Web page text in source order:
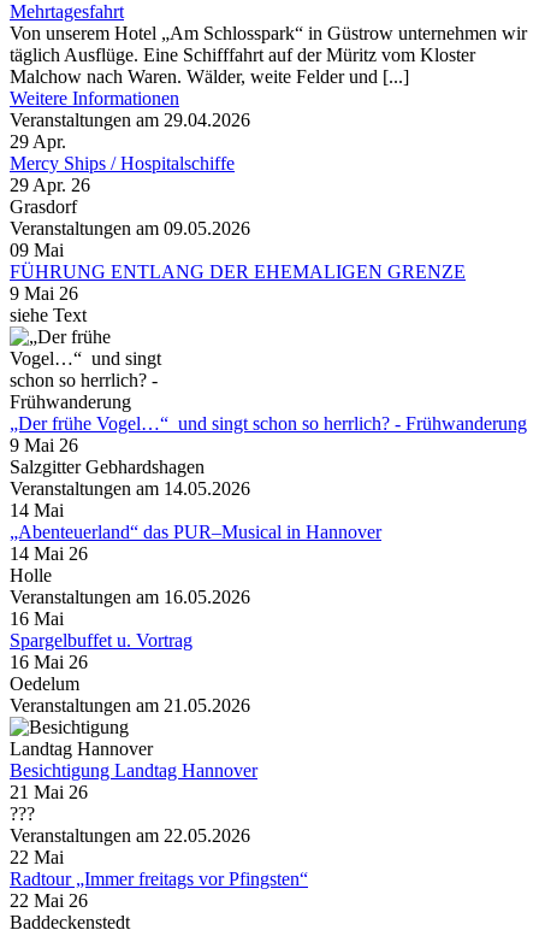
Mehrtagesfahrt
Von unserem Hotel „Am Schlosspark“ in Güstrow unterneh­men wir
täglich Ausflüge. Eine Schifffahrt auf der Müritz vom Kloster
Malchow nach Waren. Wälder, weite Felder und [...]
Weitere Informationen
Veranstaltungen am 29.04.2026
29 Apr.
Mercy Ships / Hospitalschiffe
29 Apr. 26
Grasdorf
Veranstaltungen am 09.05.2026
09 Mai
FÜHRUNG ENTLANG DER EHEMALIGEN GRENZE
9 Mai 26
siehe Text
„Der frühe Vogel…“ und singt schon so herrlich? - Frühwanderung
9 Mai 26
Salzgitter Gebhardshagen
Veranstaltungen am 14.05.2026
14 Mai
„Abenteuerland“ das PUR–Musical in Hannover
14 Mai 26
Holle
Veranstaltungen am 16.05.2026
16 Mai
Spargelbuffet u. Vortrag
16 Mai 26
Oedelum
Veranstaltungen am 21.05.2026
Besichtigung Landtag Hannover
21 Mai 26
???
Veranstaltungen am 22.05.2026
22 Mai
Radtour „Immer freitags vor Pfingsten“
22 Mai 26
Baddeckenstedt